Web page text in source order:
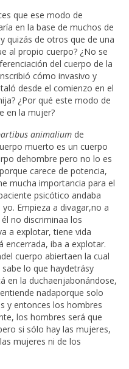
que ese modo de
en la base de muchos de
quizás de otros que de una
al propio cuerpo? ¿No se
del cuerpo de la
cómo invasivo y
desde el comienzo en el
¿Por qué este modo de
en la mujer?
animalium de
muerto es un cuerpo
dehombre pero no lo es
carece de potencia,
mucha importancia para el
psicótico andaba
Empieza a divagar,no a
no discriminaa los
a explotar, tiene vida
encerrada, iba a explotar.
cuerpo abiertaen la cual
lo que haydetrásy
en la duchaenjabonándose,
nadaporque solo
y entonces los hombres
los hombres será que
si sólo hay las mujeres,
mujeres ni de los